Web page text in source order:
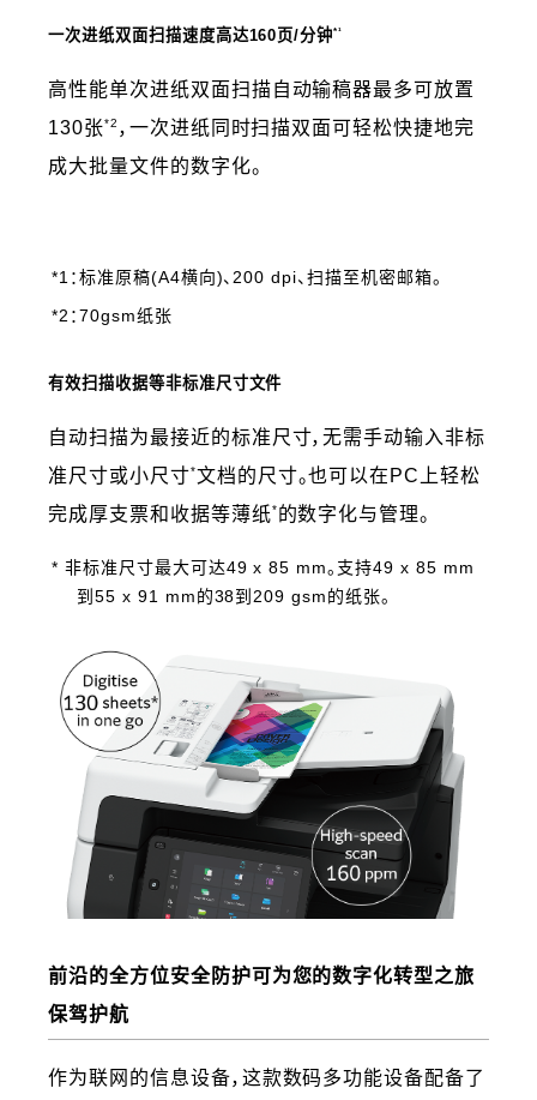
一次进纸双面扫描速度高达160页/分钟*¹
高性能单次进纸双面扫描自动输稿器最多可放置
130张*2 ，一次进纸同时扫描双面可轻松快捷地完
成大批量文件的数字化。
*1：标准原稿(A4横向)、200 dpi、扫描至机密邮箱。
*2：70gsm纸张
有效扫描收据等非标准尺寸文件
自动扫描为最接近的标准尺寸，无需手动输入非标
准尺寸或小尺寸*文档的尺寸。也可以在PC上轻松
完成厚支票和收据等薄纸* 的数字化与管理。
* 非标准尺寸最大可达49 x 85 mm。支持49 x 85 mm
到55 x 91 mm的38到209 gsm的纸张。
前沿的全方位安全防护可为您的数字化转型之旅
保驾护航
作为联网的信息设备，这款数码多功能设备配备了